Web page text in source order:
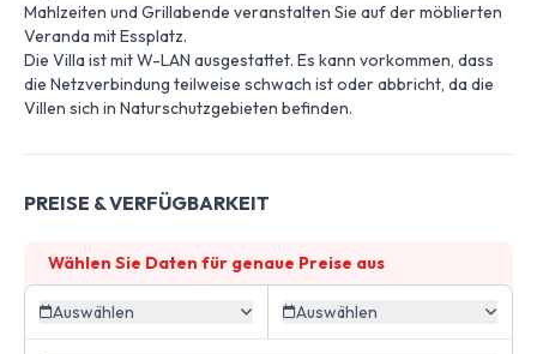
Mahlzeiten und Grillabende veranstalten Sie auf der möblierten
Veranda mit Essplatz.
Die Villa ist mit W-LAN ausgestattet. Es kann vorkommen, dass
die Netzverbindung teilweise schwach ist oder abbricht, da die
Villen sich in Naturschutzgebieten befinden.
PREISE & VERFÜGBARKEIT
Wählen Sie Daten für genaue Preise aus
Auswählen Auswählen